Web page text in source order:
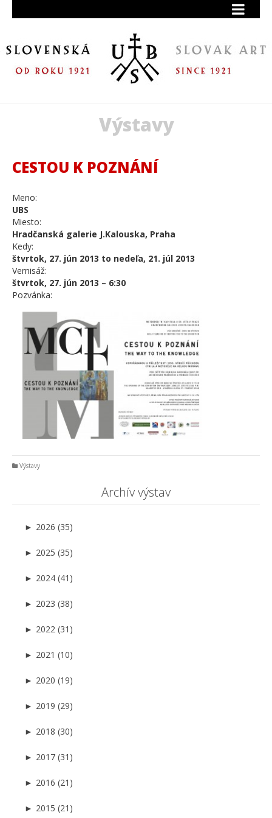
Výstavy
CESTOU K POZNÁNÍ
Meno:
UBS
Miesto:
Hradčanská galerie J.Kalouska, Praha
Kedy:
štvrtok, 27. jún 2013 to nedeľa, 21. júl 2013
Vernisáž:
štvrtok, 27. jún 2013 – 6:30
Pozvánka:
Výstavy
Archív výstav
► 2026 (35)
► 2025 (35)
► 2024 (41)
► 2023 (38)
► 2022 (31)
► 2021 (10)
► 2020 (19)
► 2019 (29)
► 2018 (30)
► 2017 (31)
► 2016 (21)
► 2015 (21)